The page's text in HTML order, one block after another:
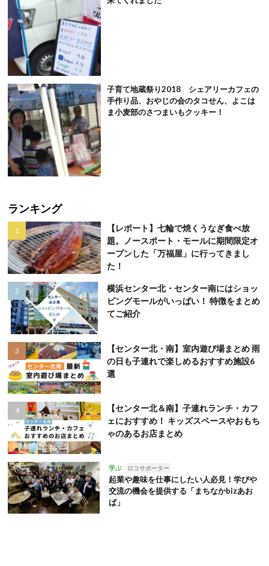
子育て地蔵祭り2018 シェアリーカフェの
手作り品、おやじの会のタコせん、よこは
ま小麦部のさつまいもクッキー！
ランキング
【レポート】七輪で焼くうなぎ食べ放
題。ノースポート・モールに期間限定オ
ープンした「万福屋」に行ってきまし
た！
横浜センター北・センター南にはショッ
ピングモールがいっぱい！ 特徴をまとめ
てご紹介
【センター北・南】室内遊び場まとめ 雨
の日も子連れで楽しめるおすすめ施設6
選
【センター北＆南】子連れランチ・カフ
ェにおすすめ！ キッズスペースやおもち
ゃのあるお店まとめ
学ぶ ロコサポーター
起業や趣味を仕事にしたい人必見！学びや
交流の機会を提供する「まちなかbizあお
ば」